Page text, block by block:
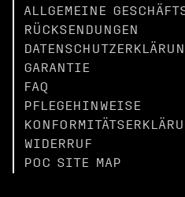
ALLGEMEINE
RÜCKSENDUNGEN
GARANTIE
FAQ
PFLEGEHINWEISE
WIDERRUF
POC SITE MAP